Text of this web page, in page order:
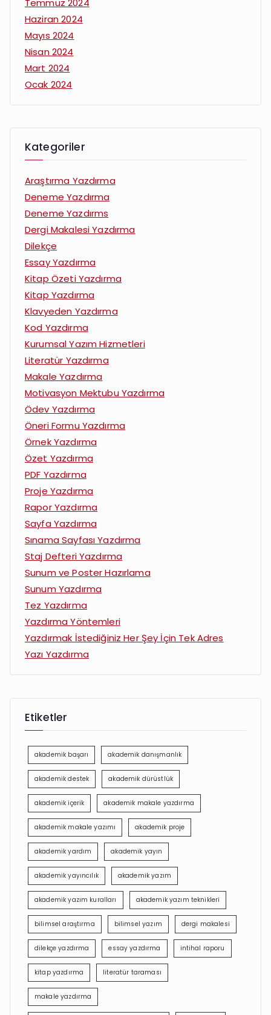
Temmuz 2024
Haziran 2024
Mayıs 2024
Nisan 2024
Mart 2024
Ocak 2024
Kategoriler
Araştırma Yazdırma
Deneme Yazdırma
Deneme Yazdırms
Dergi Makalesi Yazdırma
Dilekçe
Essay Yazdırma
Kitap Özeti Yazdırma
Kitap Yazdırma
Klavyeden Yazdırma
Kod Yazdırma
Kurumsal Yazım Hizmetleri
Literatür Yazdırma
Makale Yazdırma
Motivasyon Mektubu Yazdırma
Ödev Yazdırma
Öneri Formu Yazdırma
Örnek Yazdırma
Özet Yazdırma
PDF Yazdırma
Proje Yazdırma
Rapor Yazdırma
Sayfa Yazdırma
Sınama Sayfası Yazdırma
Staj Defteri Yazdırma
Sunum ve Poster Hazırlama
Sunum Yazdırma
Tez Yazdırma
Yazdırma Yöntemleri
Yazdırmak İstediğiniz Her Şey İçin Tek Adres
Yazı Yazdırma
Etiketler
akademik başarı akademik danışmanlık
akademik destek akademik dürüstlük
akademik içerik akademik makale yazdırma
akademik makale yazımı akademik proje
akademik yardım akademik yayın
akademik yayıncılık akademik yazım
akademik yazım kuralları akademik yazım teknikleri
bilimsel araştırma bilimsel yazım dergi makalesi
dilekçe yazdırma essay yazdırma intihal raporu
kitap yazdırma literatür taraması
makale yazdırma